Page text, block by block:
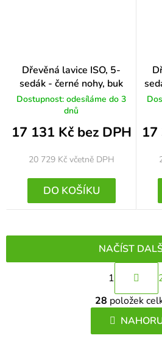
Dřevěná lavice ISO, 5-
sedák - černé nohy, buk
Dostupnost: odesíláme do 3
dnů
17 131 Kč bez DPH
20 729 Kč včetně DPH
DO KOŠÍKU
17
O
v
l
á
NAČÍST
S
t
r
á
n
1
28 položek